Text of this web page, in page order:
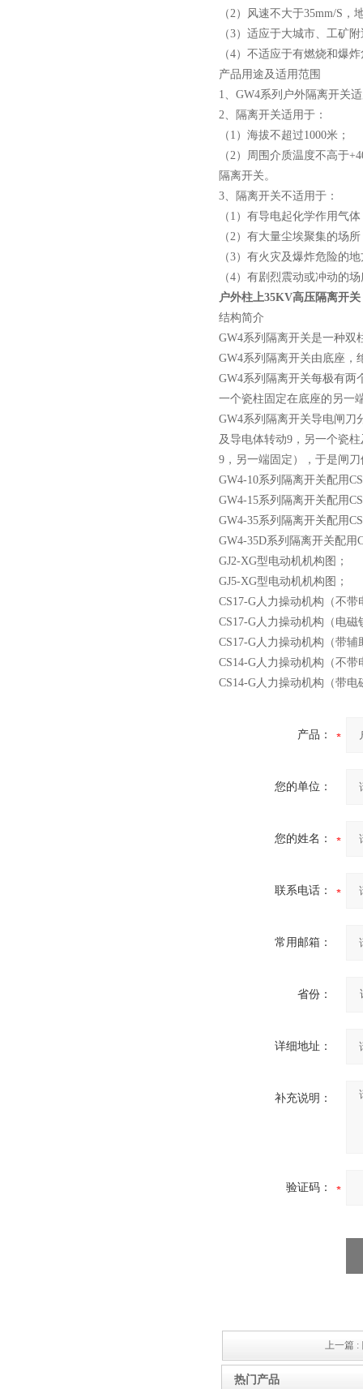
（2）风速不大于35mm/S，
（3）适应于大城市、工矿
（4）不适应于有燃烧和爆
产品用途及适用范围
1、GW4系列户外隔离开关
2、隔离开关适用于：
（1）海拔不超过1000米；
（2）周围介质温度不高于
隔离开关。
3、隔离开关不适用于：
（1）有导电起化学作用气
（2）有大量尘埃聚集的场所
（3）有火灾及爆炸危险的
（4）有剧烈震动或冲动的
户外柱上35KV高压隔离开关
结构简介
GW4系列隔离开关是一种双
GW4系列隔离开关由底座，
GW4系列隔离开关每极有两
一个瓷柱固定在底座的另一
GW4系列隔离开关导电闸刀
及导电体转动9，另一个瓷
9，另一端固定），于是闸
GW4-10系列隔离开关配用
GW4-15系列隔离开关配用
GW4-35系列隔离开关配用
GW4-35D系列隔离开关配用
GJ2-XG型电动机机构图；
GJ5-XG型电动机机构图；
CS17-G人力操动机构（不
CS17-G人力操动机构（电
CS17-G人力操动机构（带
CS14-G人力操动机构（不
CS14-G人力操动机构（带
产品：
您的单位：
您的姓名：
联系电话：
常用邮箱：
省份：
详细地址：
补充说明：
验证码：
上一篇 :
热门产品